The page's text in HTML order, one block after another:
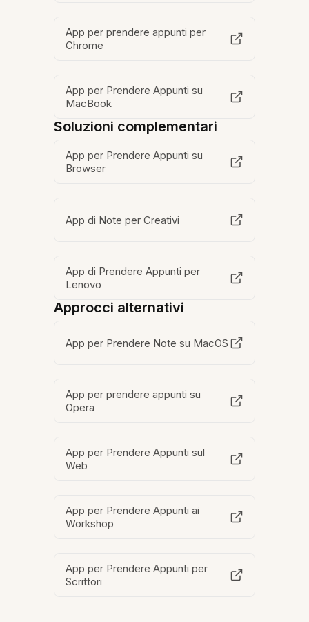
App per prendere appunti per
Chrome
App per Prendere Appunti su
MacBook
Soluzioni complementari
App per Prendere Appunti su
Browser
App di Note per Creativi
App di Prendere Appunti per
Lenovo
Approcci alternativi
App per Prendere Note su MacOS
App per prendere appunti su
Opera
App per Prendere Appunti sul
Web
App per Prendere Appunti ai
Workshop
App per Prendere Appunti per
Scrittori